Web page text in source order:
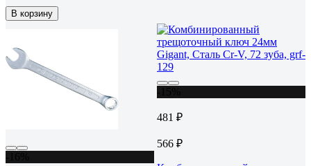
В корзину
481 ₽
566 ₽